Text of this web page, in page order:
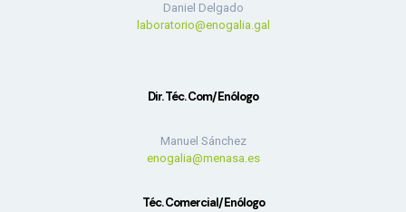
Daniel Delgado
laboratorio@enogalia.gal
Dir. Téc. Com/Enólogo
Manuel Sánchez
enogalia@menasa.es
Téc. Comercial/Enólogo